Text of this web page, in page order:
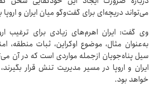
می‌تواند دریچه‌ای برای گفت‌وگو میان ایران و اروپا
وی گفت: ایران اهرم‌های زیادی برای ترغیب
به‌عنوان مثال، موضوع اوکراین، ثبات منطقه،
سیل پناه‌جویان ازجمله مواردی است که در آن
ایران و اروپا در مسیر مدیریت تنش قرار
خواهد بود.